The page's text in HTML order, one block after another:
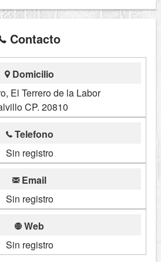
Contacto
Domicilio
El Terrero de la Labor
CP. 20810
Telefono
Sin registro
Email
Sin registro
Web
Sin registro